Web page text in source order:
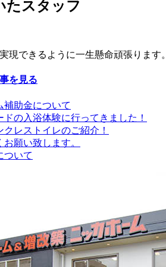
たスタッフ
現できるように一生懸命頑張ります
を見る
補助金について
ドの入浴体験に行ってきました！
レストイレのご紹介！
願い致します。
ついて